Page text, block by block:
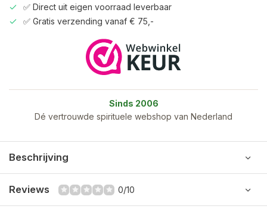
✅ Direct uit eigen voorraad leverbaar
✅ Gratis verzending vanaf € 75,-
Sinds 2006
Dé vertrouwde spirituele webshop van Nederland
Beschrijving
Reviews 0/10